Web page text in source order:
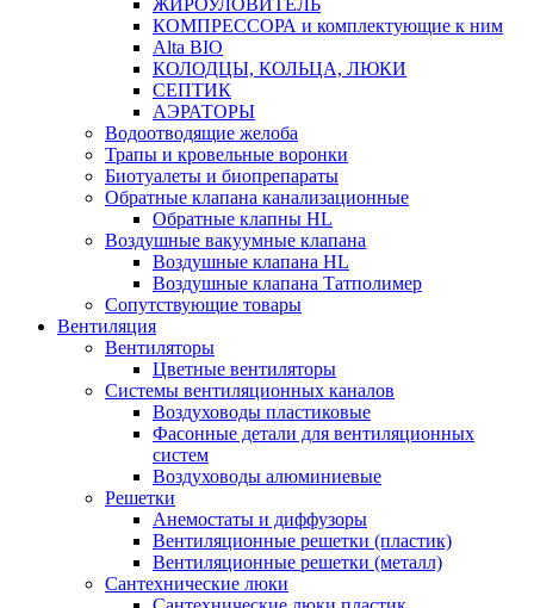
ЖИРОУЛОВИТЕЛЬ
КОМПРЕССОРА и комплектующие к ним
Alta BIO
КОЛОДЦЫ, КОЛЬЦА, ЛЮКИ
СЕПТИК
АЭРАТОРЫ
Водоотводящие желоба
Трапы и кровельные воронки
Биотуалеты и биопрепараты
Обратные клапана канализационные
Обратные клапны HL
Воздушные вакуумные клапана
Воздушные клапана HL
Воздушные клапана Татполимер
Сопутствующие товары
Вентиляция
Вентиляторы
Цветные вентиляторы
Системы вентиляционных каналов
Воздуховоды пластиковые
Фасонные детали для вентиляционных
систем
Воздуховоды алюминиевые
Решетки
Анемостаты и диффузоры
Вентиляционные решетки (пластик)
Вентиляционные решетки (металл)
Сантехнические люки